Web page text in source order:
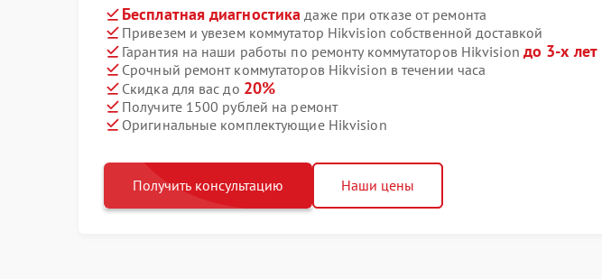
Бесплатная диагностика даже при отказе от ремонта
Привезем и увезем коммутатор Hikvision собственной доставкой
Гарантия на наши работы по ремонту коммутаторов Hikvision до 3-х лет
Срочный ремонт коммутаторов Hikvision в течении часа
Скидка для вас до 20%
Получите 1500 рублей на ремонт
Оригинальные комплектующие Hikvision
Получить консультацию Наши цены